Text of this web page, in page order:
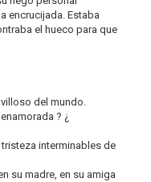
encrucijada. Estaba
el hueco para que
del mundo.
? ¿
interminables de
su madre, en su amiga